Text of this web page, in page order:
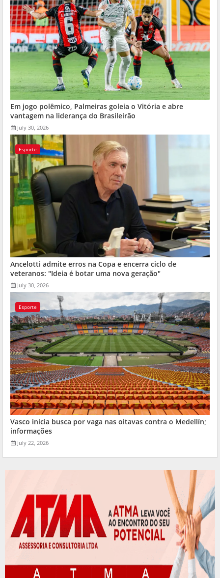
Em jogo polêmico, Palmeiras goleia o Vitória e abre
vantagem na liderança do Brasileirão
July 30, 2026
Esporte
Ancelotti admite erros na Copa e encerra ciclo de
veteranos: "Ideia é botar uma nova geração"
July 30, 2026
Esporte
Vasco inicia busca por vaga nas oitavas contra o Medellín;
informações
July 22, 2026